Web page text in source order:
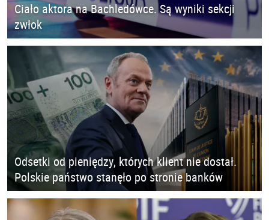
Ciało aktora na Bachledówce. Są wyniki sekcji
zwłok
Odsetki od pieniędzy, których klient nie dostał.
Polskie państwo stanęło po stronie banków